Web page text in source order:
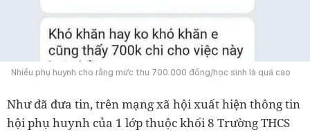
Nhiều phụ huynh cho rằng mức thu 700.000 đồng/học sinh là quá cao
Như đã đưa tin, trên mạng xã hội xuất hiện thông tin
hội phụ huynh của 1 lớp thuộc khối 8 Trường THCS